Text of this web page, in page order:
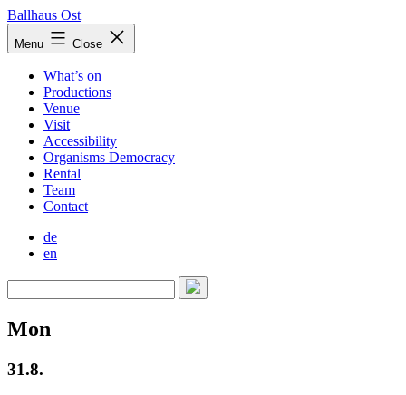
Skip
to
content
Ballhaus Ost
Ballhaus
Ost
Menu Close
What’s on
Productions
Venue
Visit
Accessibility
Organisms Democracy
Rental
Team
Contact
de
en
Mon
31.8.